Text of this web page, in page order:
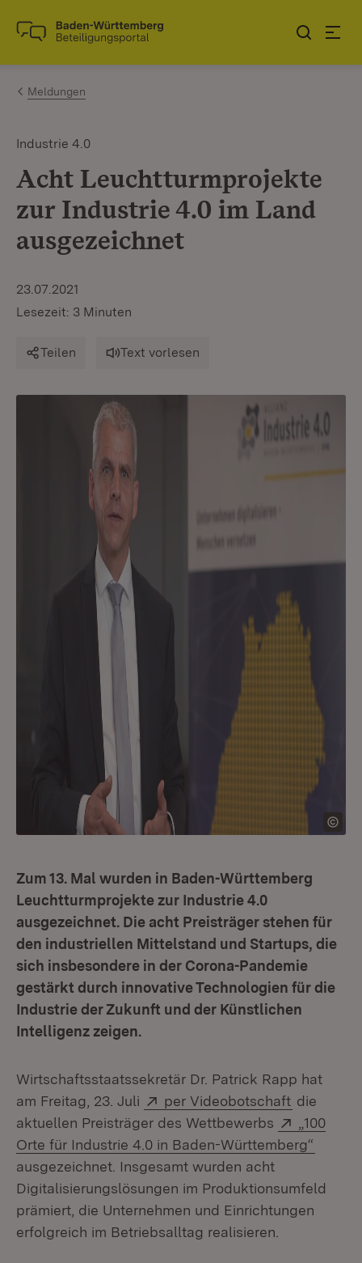
Zum Inhalt springen
Link zur Startseite
Meldungen
Industrie 4.0
Acht Leuchtturmprojekte
zur Industrie 4.0 im Land
ausgezeichnet
23.07.2021
Lesezeit: 3 Minuten
Teilen Text vorlesen
Zum 13. Mal wurden in Baden-Württemberg
Leuchtturmprojekte zur Industrie 4.0
ausgezeichnet. Die acht Preisträger stehen für
den industriellen Mittelstand und Startups, die
sich insbesondere in der Corona-Pandemie
gestärkt durch innovative Technologien für die
Industrie der Zukunft und der Künstlichen
Intelligenz zeigen.
Wirtschaftsstaatssekretär Dr. Patrick Rapp hat
am Freitag, 23. Juli
Extern:
per Videobotschaft (Öffnet in
die
aktuellen Preisträger des Wettbewerbs
Extern:
„100
Orte für Industrie 4.0 in Baden-Württemberg“
ausgezeichnet. Insgesamt wurden acht
Digitalisierungslösungen im Produktionsumfeld
prämiert, die Unternehmen und Einrichtungen
erfolgreich im Betriebsalltag realisieren.